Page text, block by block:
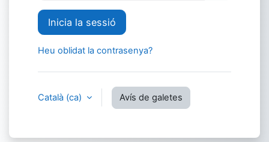
Inicia la sessió
Heu oblidat la contrasenya?
Català ‎(ca)‎ Avís de galetes